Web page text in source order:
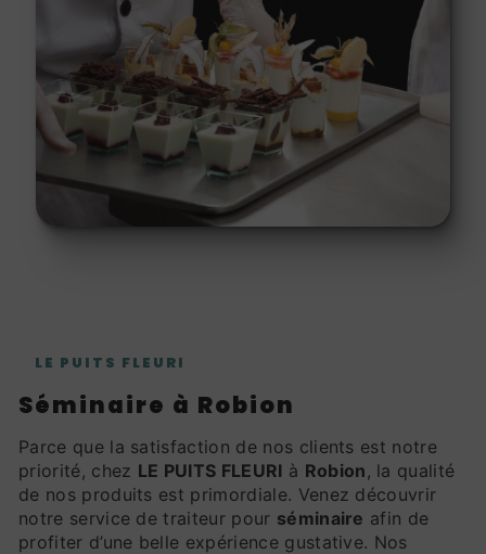
LE PUITS FLEURI
séminaire à Robion
Parce que la satisfaction de nos clients est notre
priorité, chez LE PUITS FLEURI à Robion , la qualité
de nos produits est primordiale. Venez découvrir
notre service de traiteur pour séminaire afin de
profiter d’une belle expérience gustative. Nos